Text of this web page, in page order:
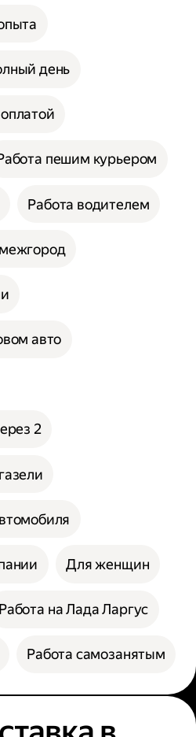
день
пешим курьером
Работа водителем
авто
2
Для женщин
Работа на Лада Ларгус
Работа самозанятым